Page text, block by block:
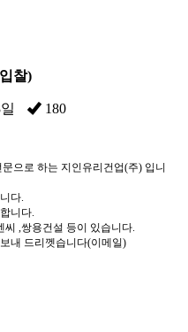
찰)
180
으로 하는 지인유리건업(주) 입니
다.
니다.
,쌍용건설 등이 있습니다.
내 드리껫습니다(이메일)